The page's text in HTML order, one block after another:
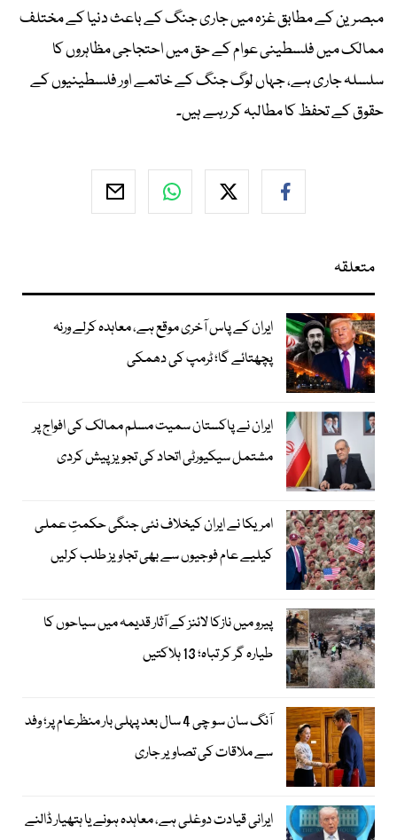
مبصرین کے مطابق غزہ میں جاری جنگ کے باعث دنیا کے مختلف
ممالک میں فلسطینی عوام کے حق میں احتجاجی مظاہروں کا
سلسلہ جاری ہے، جہاں لوگ جنگ کے خاتمے اور فلسطینیوں کے
حقوق کے تحفظ کا مطالبہ کر رہے ہیں۔
متعلقہ
ایران کے پاس آخری موقع ہے، معاہدہ کرلے ورنہ
پچھتائے گا؛ ٹرمپ کی دھمکی
ایران نے پاکستان سمیت مسلم ممالک کی افواج پر
مشتمل سیکیورٹی اتحاد کی تجویز پیش کردی
امریکا نے ایران کیخلاف نئی جنگی حکمتِ عملی
کیلیے عام فوجیوں سے بھی تجاویز طلب کرلیں
پیرو میں نازکا لائنز کے آثار قدیمہ میں سیاحوں کا
طیارہ گر کر تباہ؛ 13 ہلاکتیں
آنگ سان سو چی 4 سال بعد پہلی بار منظرعام پر؛ وفد
سے ملاقات کی تصاویر جاری
ایرانی قیادت دوغلی ہے، معاہدہ ہونے یا ہتھیار ڈالنے